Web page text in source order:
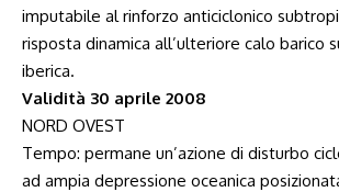
imputabile al rinforzo anticiclonico
risposta dinamica all’ulteriore calo barico
iberica.
Validità 30 aprile 2008
NORD OVEST
Tempo: permane un’azione di disturbo
ad ampia depressione oceanica